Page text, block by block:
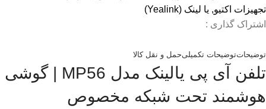
تجهیزات اکتیو, یا لینک (Yealink)
اشتراک گذاری :
توضیحاتتوضیحات تکمیلیحمل و نقل کالا
تلفن آی پی یالینک مدل MP56 | گوشی
هوشمند تحت شبکه مخصوص